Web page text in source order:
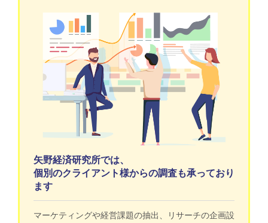
矢野経済研究所では、
個別のクライアント様からの調査も承っており
ます
マーケティングや経営課題の抽出、リサーチの企画設